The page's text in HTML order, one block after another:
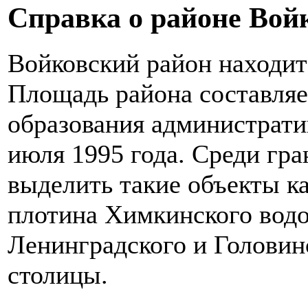
Справка о районе
Войковский район
Площадь района
образования
июля 1995 года. Среди
выделить такие объекты
плотина Химкинского
Ленинградского и
столицы.